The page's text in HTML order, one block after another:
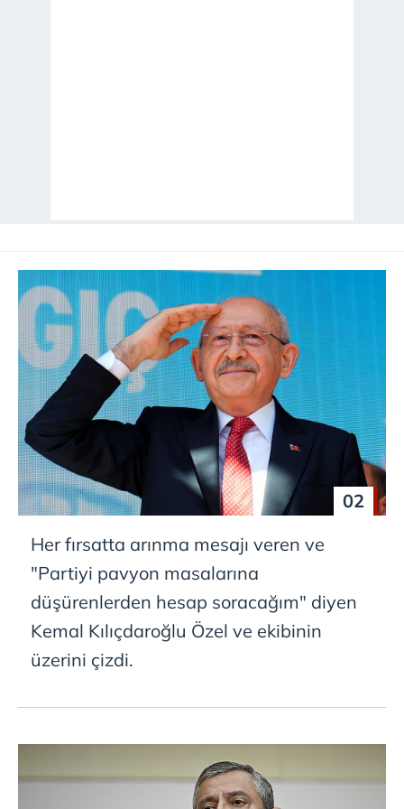
02
Her fırsatta arınma mesajı veren ve
"Partiyi pavyon masalarına
düşürenlerden hesap soracağım" diyen
Kemal Kılıçdaroğlu Özel ve ekibinin
üzerini çizdi.